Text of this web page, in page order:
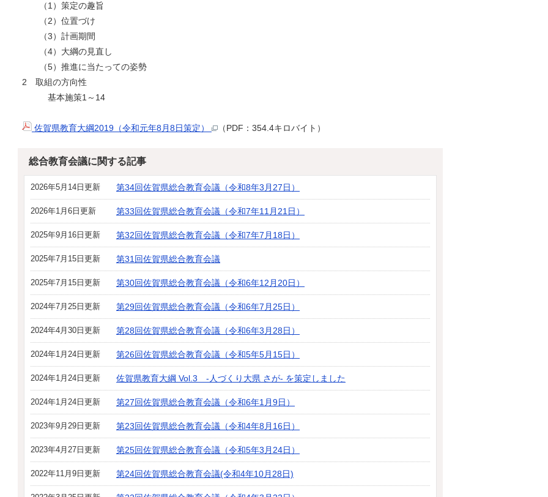
（1）策定の趣旨
（2）位置づけ
（3）計画期間
（4）大綱の見直し
（5）推進に当たっての姿勢
2 取組の方向性
基本施策1～14
佐賀県教育大綱2019（令和元年8月8日策定） （PDF：354.4キロバイト）
総合教育会議に関する記事
2026年5月14日更新 第34回佐賀県総合教育会議（令和8年3月27日）
2026年1月6日更新 第33回佐賀県総合教育会議（令和7年11月21日）
2025年9月16日更新 第32回佐賀県総合教育会議（令和7年7月18日）
2025年7月15日更新 第31回佐賀県総合教育会議
2025年7月15日更新 第30回佐賀県総合教育会議（令和6年12月20日）
2024年7月25日更新 第29回佐賀県総合教育会議（令和6年7月25日）
2024年4月30日更新 第28回佐賀県総合教育会議（令和6年3月28日）
2024年1月24日更新 第26回佐賀県総合教育会議（令和5年5月15日）
2024年1月24日更新 佐賀県教育大綱 Vol.3 -人づくり大県 さが- を策定しました
2024年1月24日更新 第27回佐賀県総合教育会議（令和6年1月9日）
2023年9月29日更新 第23回佐賀県総合教育会議（令和4年8月16日）
2023年4月27日更新 第25回佐賀県総合教育会議（令和5年3月24日）
2022年11月9日更新 第24回佐賀県総合教育会議(令和4年10月28日)